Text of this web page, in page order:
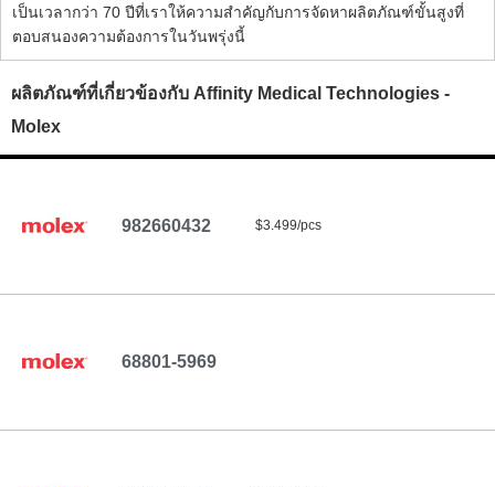
เป็นเวลากว่า 70 ปีที่เราให้ความสำคัญกับการจัดหาผลิตภัณฑ์ขั้นสูงที่
ตอบสนองความต้องการในวันพรุ่งนี้
ผลิตภัณฑ์ที่เกี่ยวข้องกับ Affinity Medical Technologies -
Molex
982660432 $3.499/pcs
68801-5969